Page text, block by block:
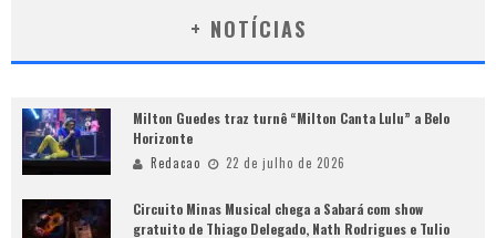
+ NOTÍCIAS
Milton Guedes traz turnê “Milton Canta Lulu” a Belo
Horizonte
Redacao 22 de julho de 2026
Circuito Minas Musical chega a Sabará com show
gratuito de Thiago Delegado, Nath Rodrigues e Tulio